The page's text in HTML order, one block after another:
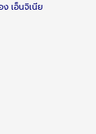
เอ็นจิเนีย